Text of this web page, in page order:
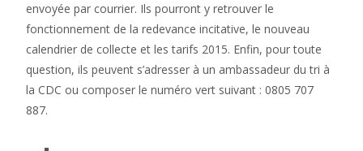
envoyée par courrier. Ils pourront y retrouver le
fonctionnement de la redevance incitative, le nouveau
calendrier de collecte et les tarifs 2015. Enfin, pour toute
question, ils peuvent s’adresser à un ambassadeur du tri à
la CDC ou composer le numéro vert suivant : 0805 707
887.